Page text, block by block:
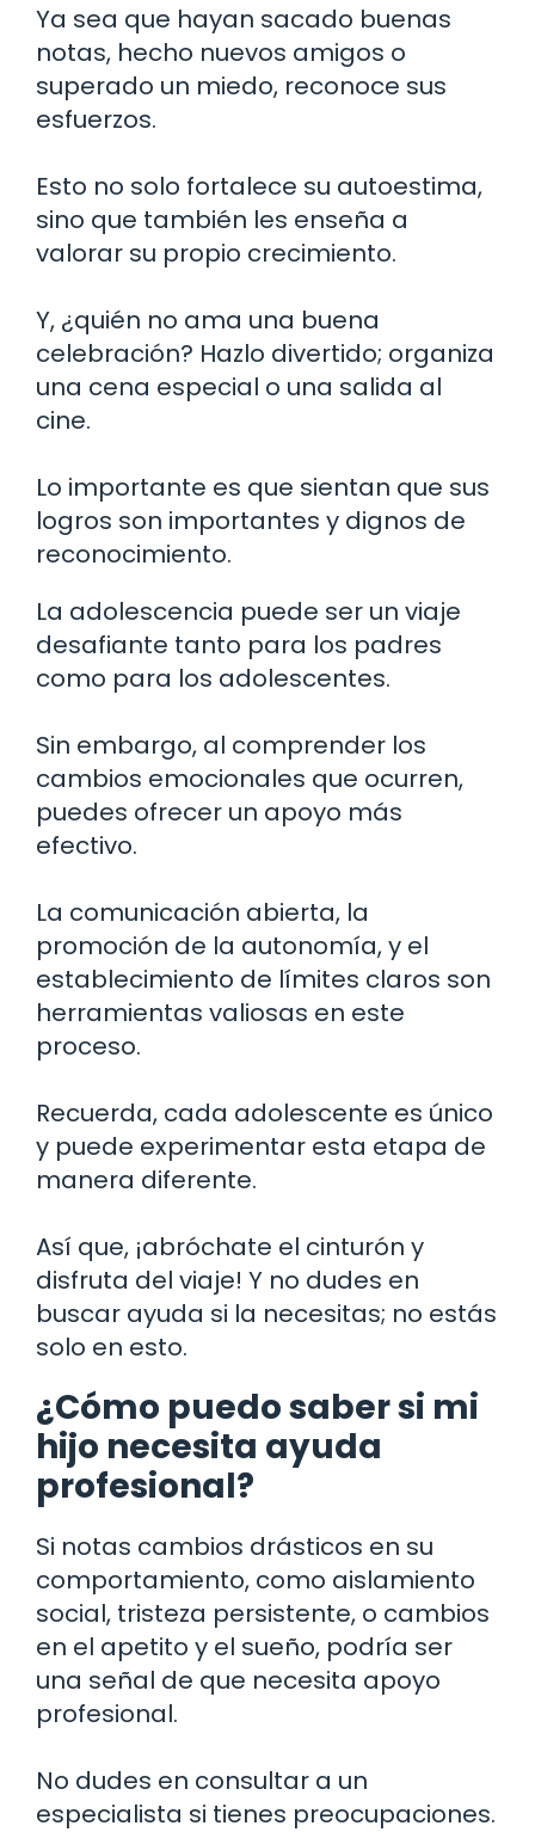
Ya sea que hayan sacado buenas
notas, hecho nuevos amigos o
superado un miedo, reconoce sus
esfuerzos.
Esto no solo fortalece su autoestima,
sino que también les enseña a
valorar su propio crecimiento.
Y, ¿quién no ama una buena
celebración? Hazlo divertido; organiza
una cena especial o una salida al
cine.
Lo importante es que sientan que sus
logros son importantes y dignos de
reconocimiento.
La adolescencia puede ser un viaje
desafiante tanto para los padres
como para los adolescentes.
Sin embargo, al comprender los
cambios emocionales que ocurren,
puedes ofrecer un apoyo más
efectivo.
La comunicación abierta, la
promoción de la autonomía, y el
establecimiento de límites claros son
herramientas valiosas en este
proceso.
Recuerda, cada adolescente es único
y puede experimentar esta etapa de
manera diferente.
Así que, ¡abróchate el cinturón y
disfruta del viaje! Y no dudes en
buscar ayuda si la necesitas; no estás
solo en esto.
¿Cómo puedo saber si mi
hijo necesita ayuda
profesional?
Si notas cambios drásticos en su
comportamiento, como aislamiento
social, tristeza persistente, o cambios
en el apetito y el sueño, podría ser
una señal de que necesita apoyo
profesional.
No dudes en consultar a un
especialista si tienes preocupaciones.